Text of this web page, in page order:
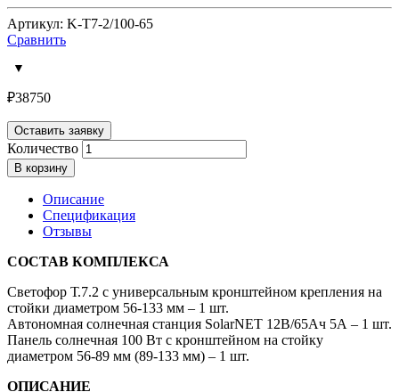
Артикул: K-T7-2/100-65
Сравнить
₽38750
Оставить заявку
Количество
В корзину
Описание
Спецификация
Отзывы
СОСТАВ КОМПЛЕКСА
Светофор Т.7.2 с универсальным кронштейном крепления на
стойки диаметром 56-133 мм – 1 шт.
Автономная солнечная станция SolarNET 12В/65Ач 5А – 1 шт.
Панель солнечная 100 Вт с кронштейном на стойку
диаметром 56-89 мм (89-133 мм) – 1 шт.
ОПИСАНИЕ